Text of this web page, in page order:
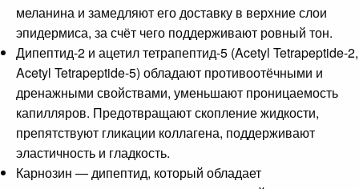
меланина и замедляют его доставку в верхние слои
эпидермиса, за счёт чего поддерживают ровный тон.
Дипептид-2 и ацетил тетрапептид-5 (Acetyl Tetrapeptide-2,
Acetyl Tetrapeptide-5) обладают противоотёчными и
дренажными свойствами, уменьшают проницаемость
капилляров. Предотвращают скопление жидкости,
препятствуют гликации коллагена, поддерживают
эластичность и гладкость.
Карнозин — дипептид, который обладает